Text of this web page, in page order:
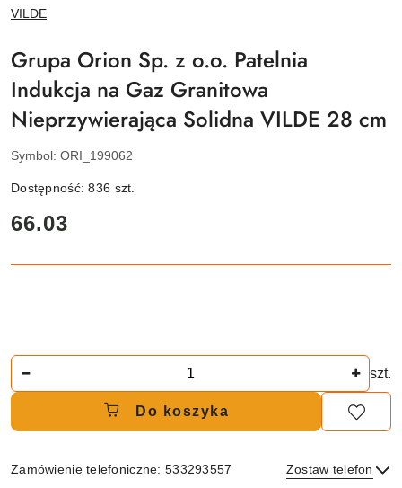
NAZWA
PRODUCENTA:
VILDE
Grupa Orion Sp. z o.o. Patelnia
Indukcja na Gaz Granitowa
Nieprzywierająca Solidna VILDE 28 cm
Symbol: ORI_199062
Dostępność:836 szt.
cena:
66.03
szt.
Do koszyka
Zamówienie telefoniczne: 533293557 Zostaw telefon